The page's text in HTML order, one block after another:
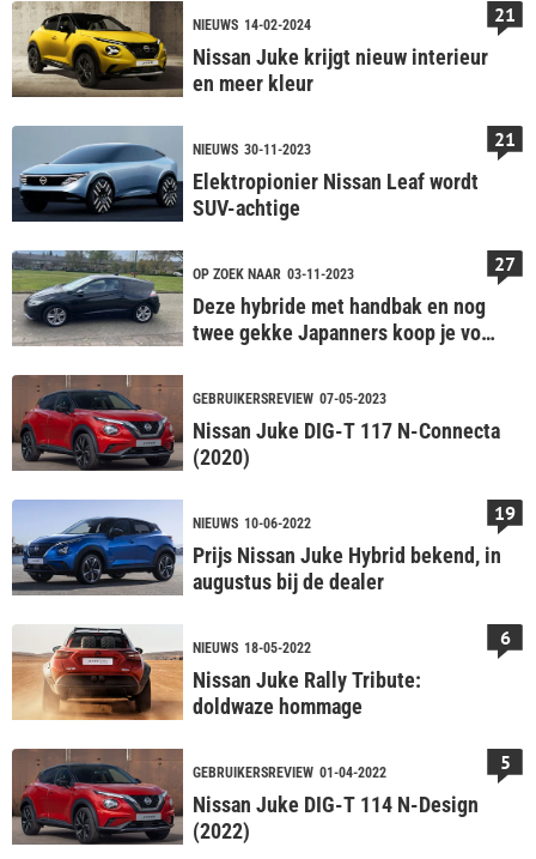
NIEUWS 14-02-2024
Nissan Juke krijgt nieuw interieur
en meer kleur
21
NIEUWS 30-11-2023
Elektropionier Nissan Leaf wordt
SUV-achtige
21
OP ZOEK NAAR 03-11-2023
Deze hybride met handbak en nog
twee gekke Japanners koop je voor
27
GEBRUIKERSREVIEW 07-05-2023
Nissan Juke DIG-T 117 N-Connecta
(2020)
NIEUWS 10-06-2022
Prijs Nissan Juke Hybrid bekend, in
augustus bij de dealer
19
NIEUWS 18-05-2022
Nissan Juke Rally Tribute:
doldwaze hommage
6
GEBRUIKERSREVIEW 01-04-2022
Nissan Juke DIG-T 114 N-Design
(2022)
5